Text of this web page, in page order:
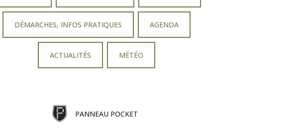
DÉMARCHES, INFOS PRATIQUES AGENDA
ACTUALITÉS MÉTÉO
PANNEAU POCKET